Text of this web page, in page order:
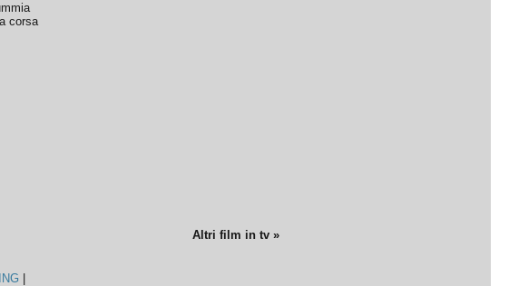
corsa
Altri film in tv »